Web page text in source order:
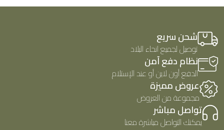
شحن سريع
توصيل لجميع انحاء البلاد
نظام دفع آمن
الدفع أون لاين أو عند الإستلام
عروض مميزة
مجموعة من العروض
تواصل مباشر
يمكنك التواصل مباشرة معنا